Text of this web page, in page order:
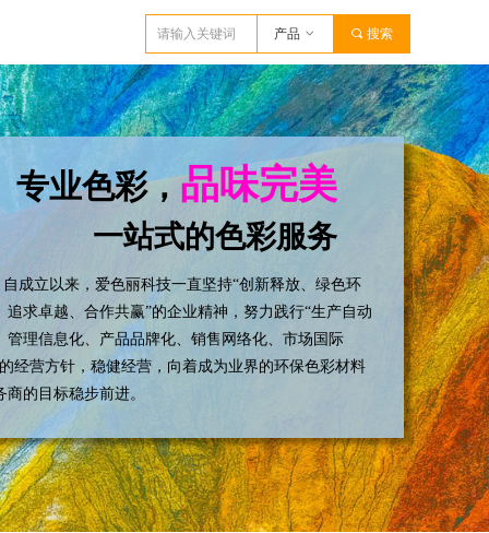
끠 搜索
产品 ꀁ
专业色彩，品味完美
一站式的色彩服务
立以来，爱色丽科技一直坚持“创新释放、绿色环
追求卓越、合作共赢”的企业精神，努力践行“生产自动
管理信息化、产品品牌化、销售网络化、市场国际
经营方针，稳健经营，向着成为业界的环保色彩材料
商的目标稳步前进。